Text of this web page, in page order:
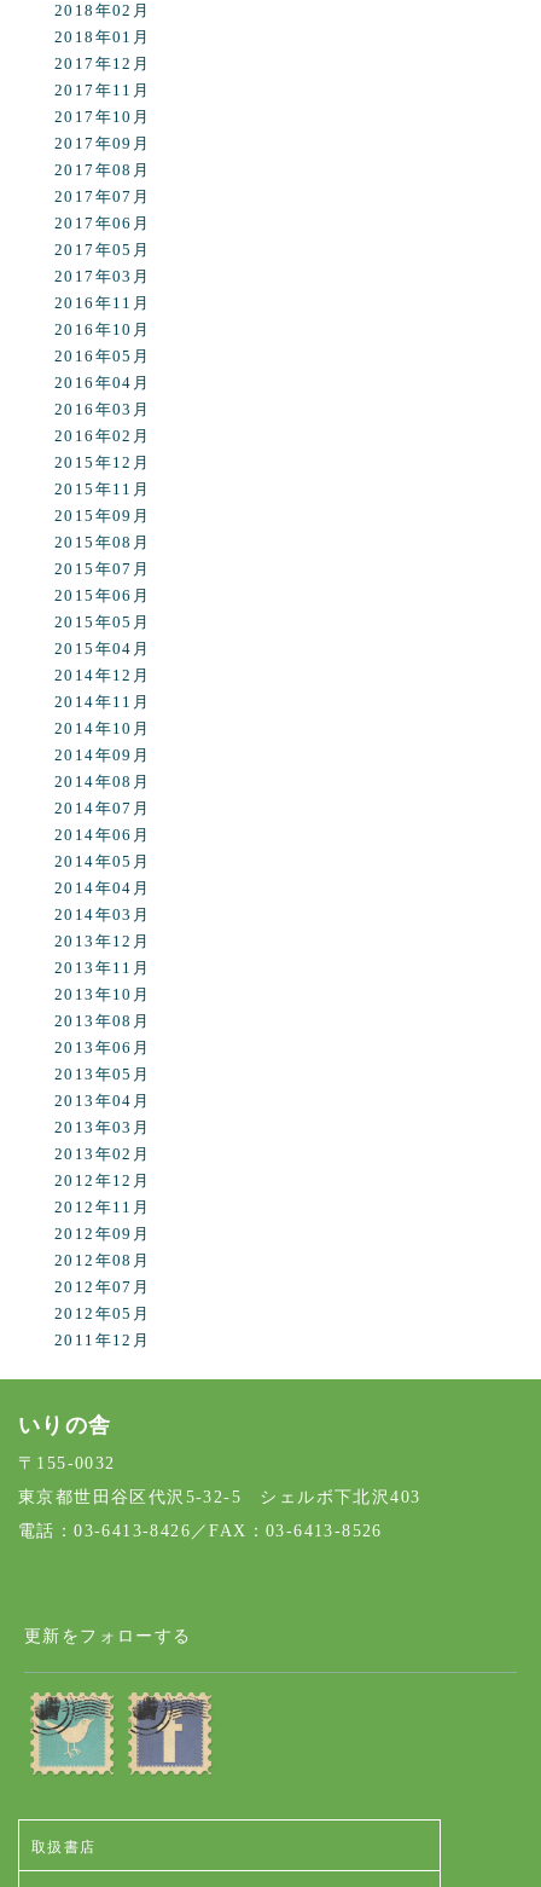
2018年02月
2018年01月
2017年12月
2017年11月
2017年10月
2017年09月
2017年08月
2017年07月
2017年06月
2017年05月
2017年03月
2016年11月
2016年10月
2016年05月
2016年04月
2016年03月
2016年02月
2015年12月
2015年11月
2015年09月
2015年08月
2015年07月
2015年06月
2015年05月
2015年04月
2014年12月
2014年11月
2014年10月
2014年09月
2014年08月
2014年07月
2014年06月
2014年05月
2014年04月
2014年03月
2013年12月
2013年11月
2013年10月
2013年08月
2013年06月
2013年05月
2013年04月
2013年03月
2013年02月
2012年12月
2012年11月
2012年09月
2012年08月
2012年07月
2012年05月
2011年12月
いりの舎
〒155-0032
東京都世田谷区代沢5-32-5 シェルボ下北沢403
電話：03-6413-8426／FAX：03-6413-8526
更新をフォローする
取扱書店